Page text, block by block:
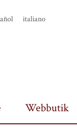
italiano
Webbutik